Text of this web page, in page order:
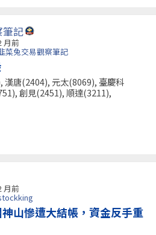
筆記
月前
菜兔交易觀察筆記
漢唐(2404), 元太(8069), 臺慶科
創見(2451), 順達(3211),
月前
山慘遭大結帳，資金反手重